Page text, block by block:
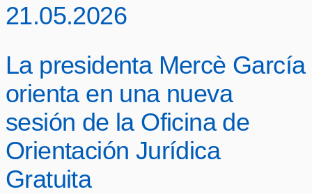
21.05.2026
La presidenta Mercè García
orienta en una nueva
sesión de la Oficina de
Orientación Jurídica
Gratuita